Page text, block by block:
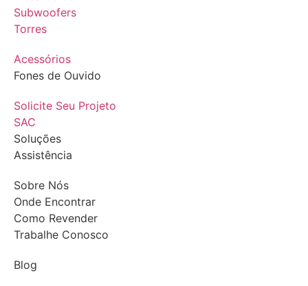
Subwoofers
Torres
Acessórios
Fones de Ouvido
Solicite Seu Projeto
SAC
Soluções
Assistência
Sobre Nós
Onde Encontrar
Como Revender
Trabalhe Conosco
Blog